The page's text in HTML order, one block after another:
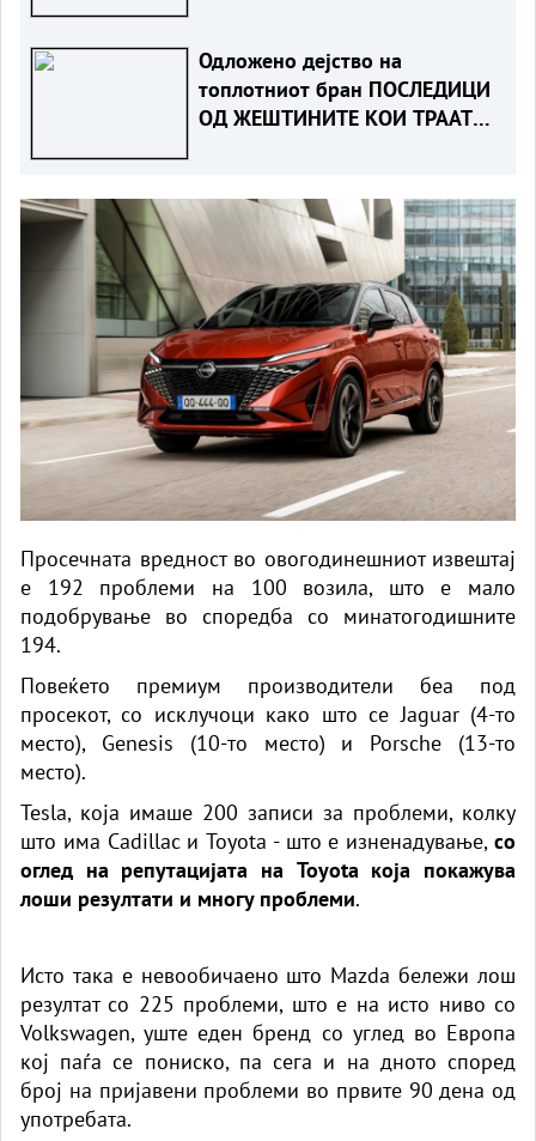
Одложено дејство на
топлотниот бран ПОСЛЕДИЦИ
ОД ЖЕШТИНИТЕ КОИ ТРААТ
Просечната вредност во овогодинешниот извештај
е 192 проблеми на 100 возила, што е мало
подобрување во споредба со минатогодишните
194.
Повеќето премиум производители беа под
просекот, со исклучоци како што се Jaguar (4-то
место), Genesis (10-то место) и Porsche (13-то
место).
Tesla, која имаше 200 записи за проблеми, колку
што има Cadillac и Toyota - што е изненадување, со
оглед на репутацијата на Toyota која покажува
лоши резултати и многу проблеми.
Исто така е невообичаено што Mazda бележи лош
резултат со 225 проблеми, што е на исто ниво со
Volkswagen, уште еден бренд со углед во Европа
кој паѓа се пониско, па сега и на дното според
број на пријавени проблеми во првите 90 дена од
употребата.